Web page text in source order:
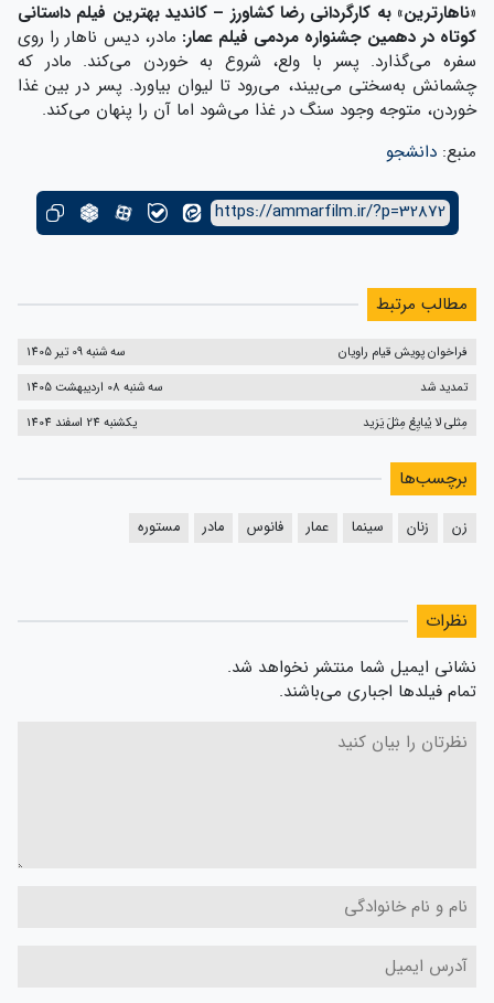
«ناهارترین» به کارگردانی رضا کشاورز – کاندید بهترین فیلم داستانی
کوتاه در دهمین جشنواره مردمی فیلم عمار: مادر، دیس ناهار را روی
سفره می‌گذارد. پسر با ولع، شروع به خوردن می‌کند. مادر که
چشمانش به‌سختی می‌بیند، می‌رود تا لیوان بیاورد. پسر در بین غذا
خوردن، متوجه وجود سنگ در غذا می‌شود اما آن را پنهان می‌کند.
منبع: دانشجو
https://ammarfilm.ir/?p=32872
مطالب مرتبط
فراخوان پویش قیام راویان
سه شنبه 09 تیر 1405
تمدید شد
سه شنبه 08 اردیبهشت 1405
مِثلی لا یُبایِعُ مِثلَ یَزید
یکشنبه 24 اسفند 1404
برچسب‌ها
زن زنان سینما عمار فانوس مادر مستوره
نظرات
نشانی ایمیل شما منتشر نخواهد شد.
تمام فیلدها اجباری می‌باشند.